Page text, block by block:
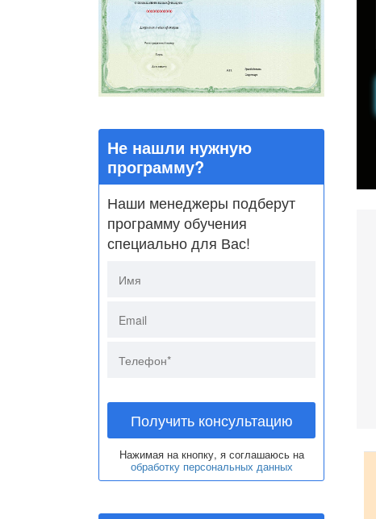
Не нашли нужную
программу?
Наши менеджеры подберут
программу обучения
специально для Вас!
Получить консультацию
Нажимая на кнопку, я соглашаюсь на
обработку персональных данных